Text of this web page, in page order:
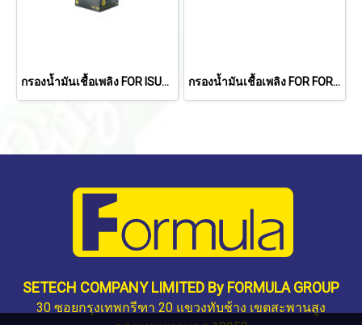
กรองน้ำมันเชื้อเพลิง FOR ISUZU DECA ใหม่ 6HH1, 6HE1/ HINO FM18 กรองน้ำมันเชื้อเพลิง FOR FORD RANGER'12-'18/ EVEREST 2.2L,3.2L/MAZDA BT-50 PRO
SETECH COMPANY LIMITED By FORMULA GROUP
30 ซอยกรุงเทพกรีฑา 20 แขวงทับช้าง เขตสะพานสูง